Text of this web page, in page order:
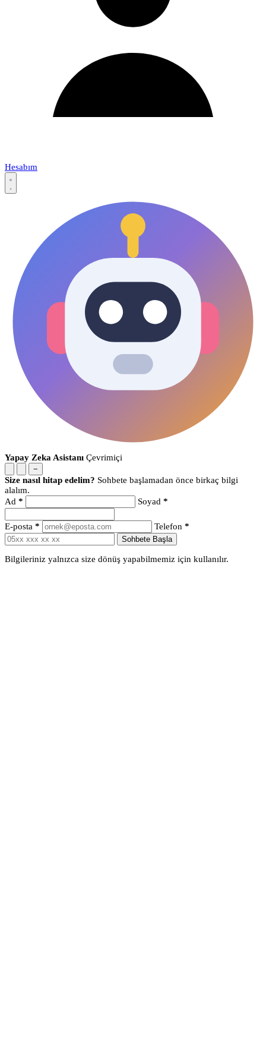
Hesabım
Yapay Zeka Asistanı Çevrimiçi
−
Size nasıl hitap edelim? Sohbete başlamadan önce birkaç bilgi
alalım.
Ad * Soyad *
E-posta * Telefon *
Sohbete Başla
Bilgileriniz yalnızca size dönüş yapabilmemiz için kullanılır.